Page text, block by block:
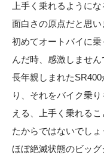
上手く乗れるように
面白さの原点だと思い
初めてオートバイに
んだ時、感激しません
長年親しまれた
り、それをバイク乗
える、上手く乗れる
たからではないでしょ
ほぼ絶滅状態のビッ